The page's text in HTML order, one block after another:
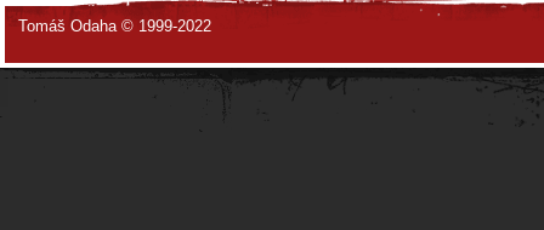
Tomáš Odaha © 1999-2022